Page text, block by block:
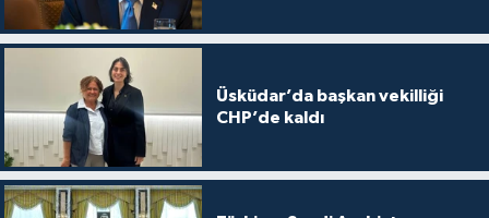
Üsküdar’da başkan vekilliği
CHP’de kaldı